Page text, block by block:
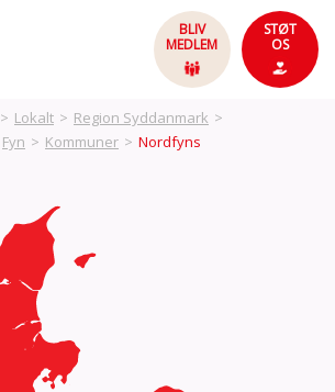
BLIV
MEDLEM
STØT
OS
> Lokalt > Region Syddanmark >
Fyn > Kommuner > Nordfyns